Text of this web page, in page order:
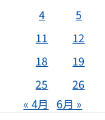
4
5
11
12
18
19
25
26
« 4月
6月 »